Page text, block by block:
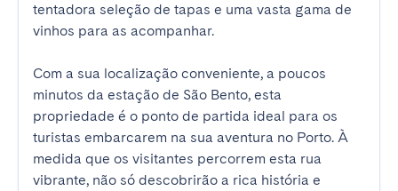
tentadora seleção de tapas e uma vasta gama de
vinhos para as acompanhar.
Com a sua localização conveniente, a poucos
minutos da estação de São Bento, esta
propriedade é o ponto de partida ideal para os
turistas embarcarem na sua aventura no Porto. À
medida que os visitantes percorrem esta rua
vibrante, não só descobrirão a rica história e